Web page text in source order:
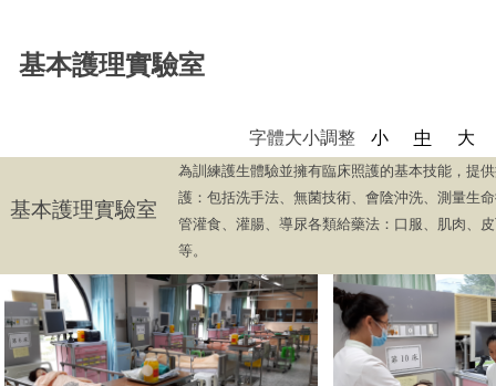
基本護理實驗室
字體大小調整 小 中 大
基本護理實驗室
為訓練護生體驗並擁有臨床照護的基本技能，提
護：包括洗手法、無菌技術、會陰沖洗、測量生
管灌食、灌腸、導尿各類給藥法：口服、肌肉、
等。